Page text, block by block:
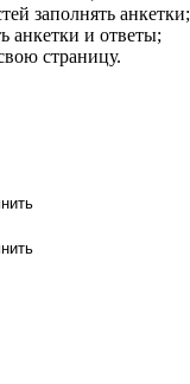
заполнять анкетки;
анкетки и ответы;
страницу.